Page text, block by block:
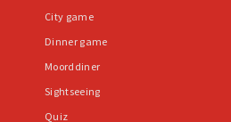
City game
Dinner game
Moorddiner
Sightseeing
Quiz